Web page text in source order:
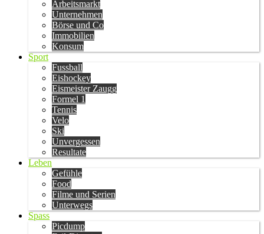
Arbeitsmarkt
Unternehmen
Börse und Co
Immobilien
Konsum
Sport
Fussball
Eishockey
Eismeister Zaugg
Formel 1
Tennis
Velo
Ski
Unvergessen
Resultate
Leben
Gefühle
Food
Filme und Serien
Unterwegs
Spass
Picdump